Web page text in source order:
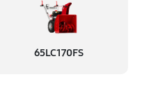
65LC170FS